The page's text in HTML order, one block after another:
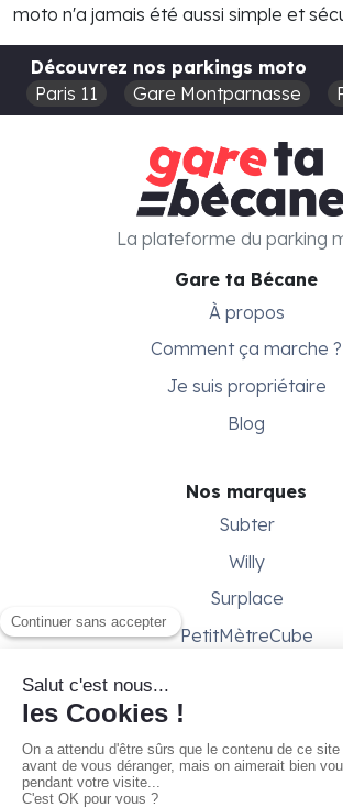
moto n'a jamais été aussi simple et
Découvrez nos parkings moto
Paris 11
Gare Montparnasse
Gare ta Bécane
À propos
Comment ça marche ?
Je suis propriétaire
Blog
Nos marques
Subter
Willy
Surplace
PetitMètreCube
Besoin d'aide ?
Conditions générales
La plateforme du parking